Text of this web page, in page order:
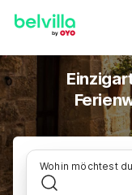
Wohin möchtest